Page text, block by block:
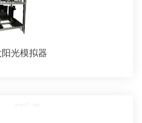
光模拟器